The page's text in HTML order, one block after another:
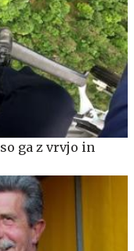
ga z vrvjo in